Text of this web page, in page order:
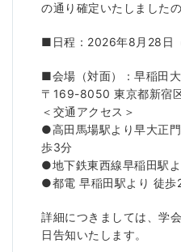
の通り確定いたしました
■日程：2026年8月28日
■会場（対面）：早稲田
〒169-8050 東京都新宿
＜交通アクセス＞
●高田馬場駅より早大正
歩3分
●地下鉄東西線早稲田駅
●都電 早稲田駅より 徒歩
詳細につきましては、学
日告知いたします。